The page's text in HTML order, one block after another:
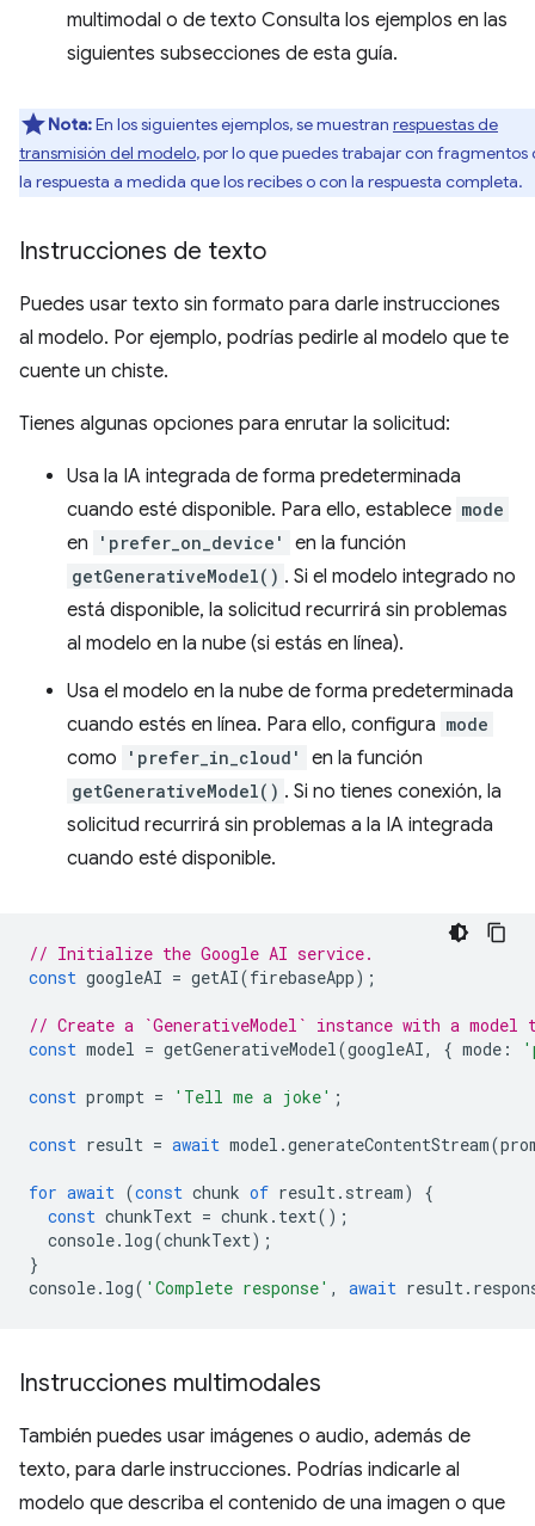
multimodal o de texto Consulta los ejemplos en las
siguientes subsecciones de esta guía.
Nota:En los siguientes ejemplos, se muestran respuestas de
transmisión del modelo, por lo que puedes trabajar con fragmentos
la respuesta a medida que los recibes o con la respuesta completa.
Instrucciones de texto
Puedes usar texto sin formato para darle instrucciones
al modelo. Por ejemplo, podrías pedirle al modelo que te
cuente un chiste.
Tienes algunas opciones para enrutar la solicitud:
Usa la IA integrada de forma predeterminada
cuando esté disponible. Para ello, establece mode
en 'prefer_on_device' en la función
getGenerativeModel() . Si el modelo integrado no
está disponible, la solicitud recurrirá sin problemas
al modelo en la nube (si estás en línea).
Usa el modelo en la nube de forma predeterminada
cuando estés en línea. Para ello, configura mode
como 'prefer_in_cloud' en la función
getGenerativeModel() . Si no tienes conexión, la
solicitud recurrirá sin problemas a la IA integrada
cuando esté disponible.
// Initialize the Google AI service.
const googleAI = getAI(firebaseApp);
// Create a `GenerativeModel` instance with a model
const model = getGenerativeModel(googleAI, { mode :
const prompt = 'Tell me a joke' ;
const result = await model .generateContentStream(
for await (const chunk of result. stream)
{
const chunkText = chunk . text();
console. log(chunkText);
}
console. log( 'Complete response' , await result.
Instrucciones multimodales
También puedes usar imágenes o audio, además de
texto, para darle instrucciones. Podrías indicarle al
modelo que describa el contenido de una imagen o que